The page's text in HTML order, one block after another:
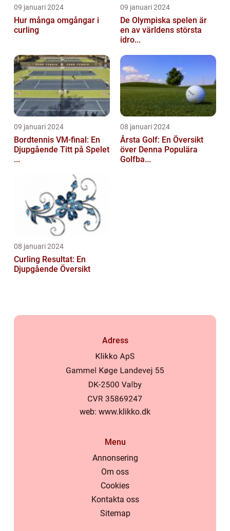
09 januari 2024
Hur många omgångar i
curling
09 januari 2024
De Olympiska spelen är
en av världens största
idro...
09 januari 2024
Bordtennis VM-final: En
Djupgående Titt på Spelet
...
08 januari 2024
Årsta Golf: En Översikt
över Denna Populära
Golfba...
08 januari 2024
Curling Resultat: En
Djupgående Översikt
Adress
web: www.klikko.dk
Menu
Annonsering
Om oss
Cookies
Kontakta oss
Sitemap